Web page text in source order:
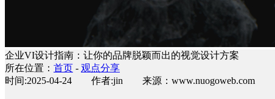
企业VI设计指南：让你的品牌脱颖而出的视觉设计方案
所在位置： 首页 - 观点分享
时间:2025-04-24 作者:jin 来源：www.nuogoweb.com